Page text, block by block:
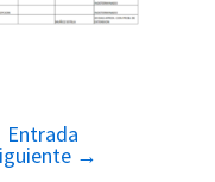
Entrada
→